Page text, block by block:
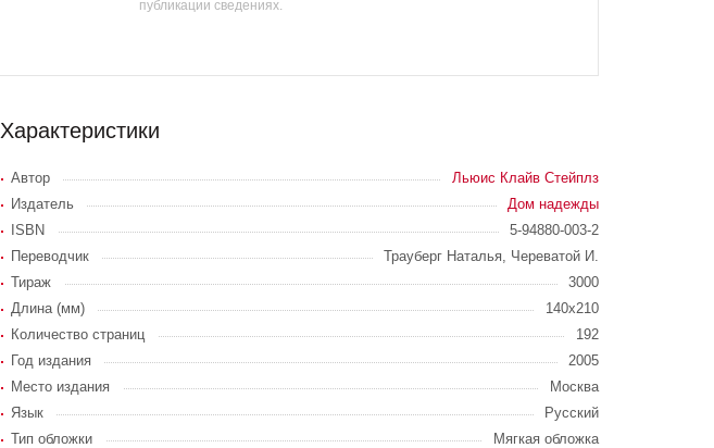
публикации сведениях.
Характеристики
Автор
Льюис Клайв Стейплз
Издатель
Дом надежды
ISBN
5-94880-003-2
Переводчик
Трауберг Наталья, Череватой И.
Тираж
3000
Длина (мм)
140х210
Количество страниц
192
Год издания
2005
Место издания
Москва
Язык
Русский
Тип обложки
Мягкая обложка